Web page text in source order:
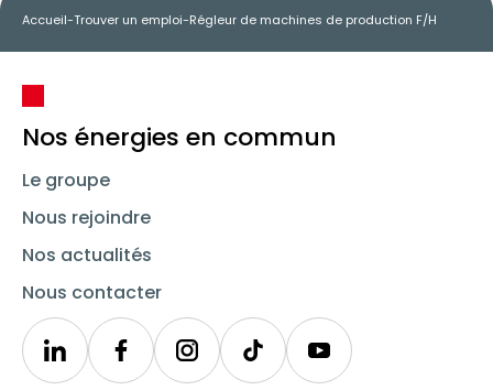
Accueil-Trouver un emploi-Régleur de machines de production F/H
Nos énergies en commun
Le groupe
Nous rejoindre
Nos actualités
Nous contacter
LinkedinSynergieInstagramTikTok Youtube